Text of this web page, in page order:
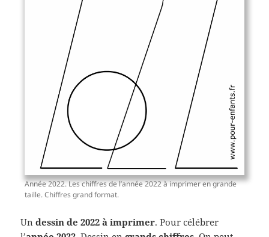
Année 2022. Les chiffres de l’année 2022 à imprimer en grande
taille. Chiffres grand format.
Undessin de 2022 à imprimer. Pour célébrer